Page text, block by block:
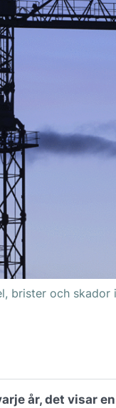
brister och
år, det visar